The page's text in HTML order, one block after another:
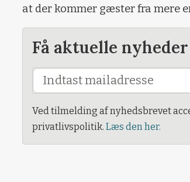
at der kommer gæster fra mere
Få aktuelle
Ved tilmelding af nyhedsbrevet
privatlivspolitik. Læs den her.